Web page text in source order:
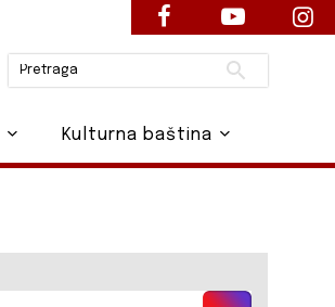
Pretraži
Kulturna baština